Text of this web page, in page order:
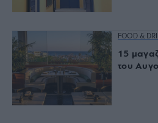
FOOD &
15
του